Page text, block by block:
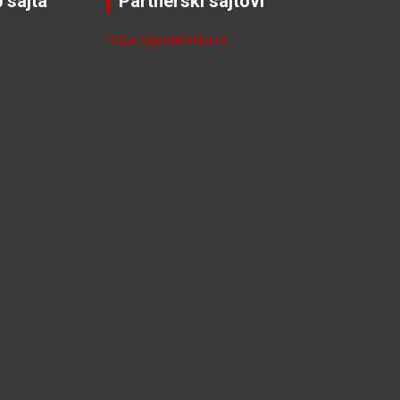
https://geotehnika.rs